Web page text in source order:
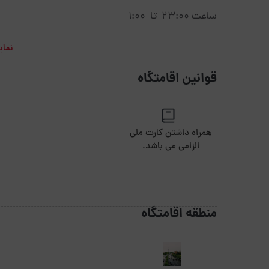
ساعت 23:00 تا 1:00
قوانین اقامتگاه
همراه داشتن کارت ملی
الزامی می باشد.
منطقه اقامتگاه